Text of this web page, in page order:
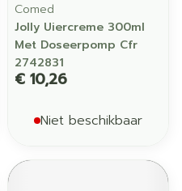
Comed
Jolly Uiercreme 300ml
Met Doseerpomp Cfr
2742831
€ 10,26
Niet beschikbaar